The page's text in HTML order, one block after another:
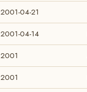
2001-04-21
2001-04-14
2001
2001